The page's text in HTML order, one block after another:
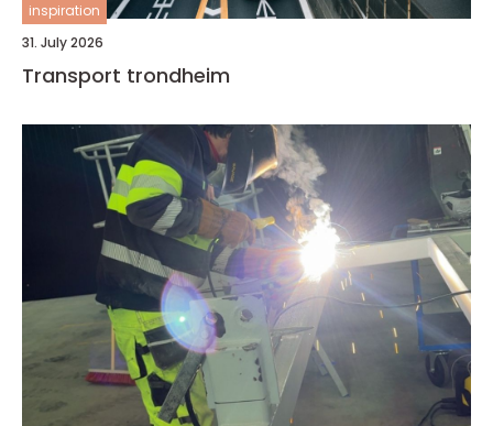
inspiration
31. July 2026
Transport trondheim